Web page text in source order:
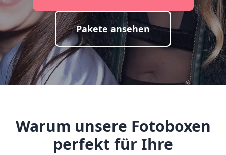
Pakete ansehen
Warum unsere Fotoboxen
perfekt für Ihre